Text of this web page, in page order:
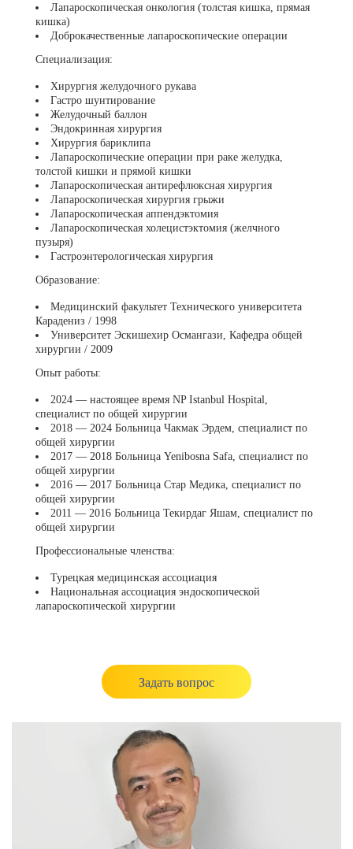
Лапароскопическая онкология (толстая кишка, прямая
кишка)
Доброкачественные лапароскопические операции
Специализация:
Хирургия желудочного рукава
Гастро шунтирование
Желудочный баллон
Эндокринная хирургия
Хирургия бариклипа
Лапароскопические операции при раке желудка,
толстой кишки и прямой кишки
Лапароскопическая антирефлюксная хирургия
Лапароскопическая хирургия грыжи
Лапароскопическая аппендэктомия
Лапароскопическая холецистэктомия (желчного
пузыря)
Гастроэнтерологическая хирургия
Образование:
Медицинский факультет Технического университета
Карадениз / 1998
Университет Эскишехир Османгази, Кафедра общей
хирургии / 2009
Опыт работы:
2024 — настоящее время NP Istanbul Hospital,
специалист по общей хирургии
2018 — 2024 Больница Чакмак Эрдем, специалист по
общей хирургии
2017 — 2018 Больница Yenibosna Safa, специалист по
общей хирургии
2016 — 2017 Больница Стар Медика, специалист по
общей хирургии
2011 — 2016 Больница Текирдаг Яшам, специалист по
общей хирургии
Профессиональные членства:
Турецкая медицинская ассоциация
Национальная ассоциация эндоскопической
лапароскопической хирургии
Задать вопрос